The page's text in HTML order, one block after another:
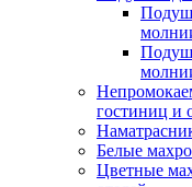
гостиниц и
Белые
Цветные